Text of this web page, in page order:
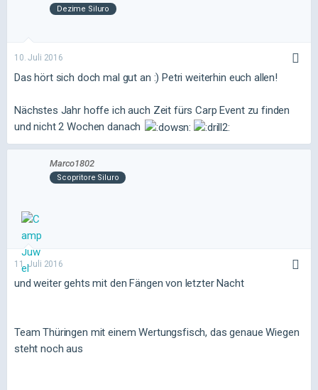
Dezime Siluro
10. Juli 2016
Das hört sich doch mal gut an :) Petri weiterhin euch allen!
Nächstes Jahr hoffe ich auch Zeit fürs Carp Event zu finden
und nicht 2 Wochen danach
Marco1802
Scopritore Siluro
11. Juli 2016
und weiter gehts mit den Fängen von letzter Nacht
Team Thüringen mit einem Wertungsfisch, das genaue Wiegen
steht noch aus